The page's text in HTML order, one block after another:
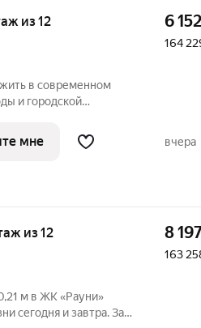
из 12
и городской
и хранения всего
6
164
мне вчера
из 12
м в ЖК «Рауни»
сегодня и завтра. За
8
163